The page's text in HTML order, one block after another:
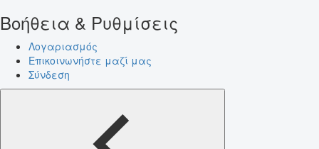
Βοήθεια & Ρυθμίσεις
Λογαριασμός
Επικοινωνήστε μαζί μας
Σύνδεση